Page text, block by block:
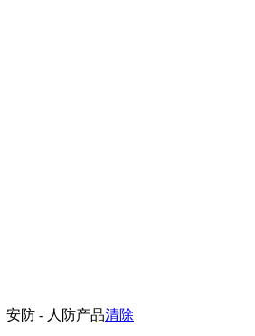
安防 - 人防产品清除